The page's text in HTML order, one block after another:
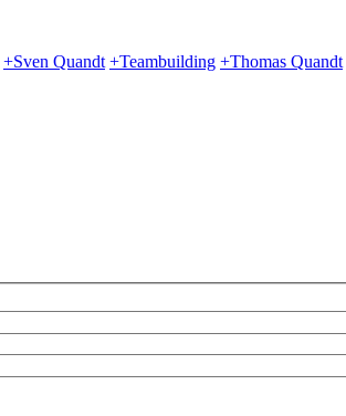
+Sven Quandt +Teambuilding +Thomas Quandt